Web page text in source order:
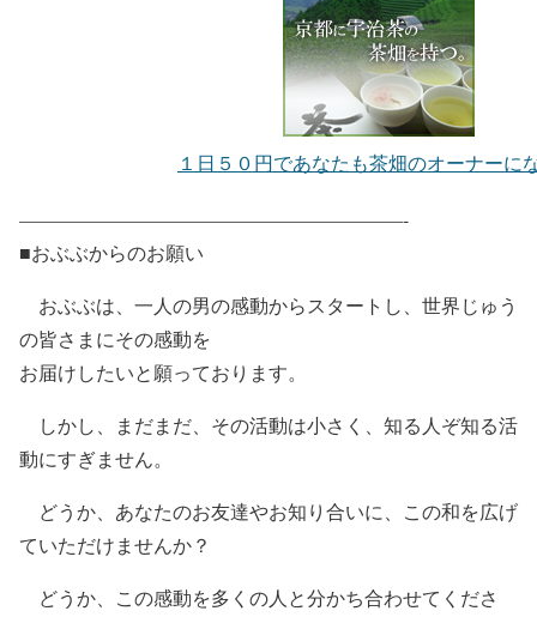
１日５０円であなたも茶畑のオーナーに
————————————————————-
■おぶぶからのお願い
おぶぶは、一人の男の感動からスタートし、世界じゅう
の皆さまにその感動を
お届けしたいと願っております。
しかし、まだまだ、その活動は小さく、知る人ぞ知る活
動にすぎません。
どうか、あなたのお友達やお知り合いに、この和を広げ
ていただけませんか？
どうか、この感動を多くの人と分かち合わせてくださ